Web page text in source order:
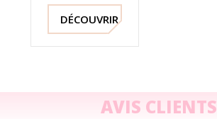
250 ml
DÉCOUVRIR !
AVIS CLIENTS